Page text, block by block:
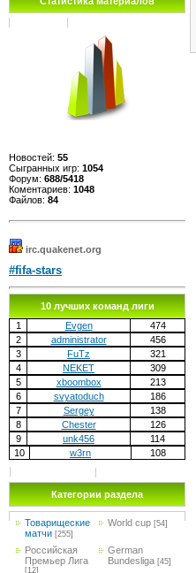
Новостей: 55
Сыгранных игр: 1054
Форум: 688/5418
Коментариев: 1048
Файлов: 84
irc.quakenet.org
#fifa-stars
10 лучших команд лиги
1
Evgen
474
2
administrator
456
3
FuTz
321
4
NEKET
309
5
xboombox
213
6
svyatoduch
186
7
Sergey
138
8
Chester
126
9
unk456
114
10
w3rn 108
Категории раздела
Товарищеские
матчи [255]
World cup [54]
Российская
Премьер Лига
[12]
German
Bundesliga [45]